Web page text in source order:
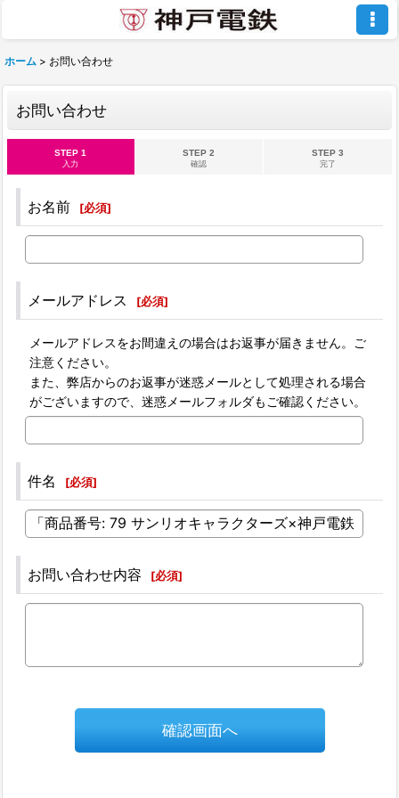
ホーム > お問い合わせ
お問い合わせ
STEP 1
入力
STEP 2
確認
STEP 3
完了
お名前 [必須]
メールアドレス [必須]
メールアドレスをお間違えの場合はお返事が届きません。ご
注意ください。
また、弊店からのお返事が迷惑メールとして処理される場合
がございますので、迷惑メールフォルダもご確認ください。
件名 [必須]
お問い合わせ内容 [必須]
確認画面へ